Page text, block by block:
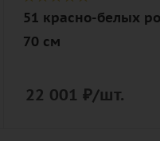
51 красно-белых
70 см
22 001 ₽/шт.